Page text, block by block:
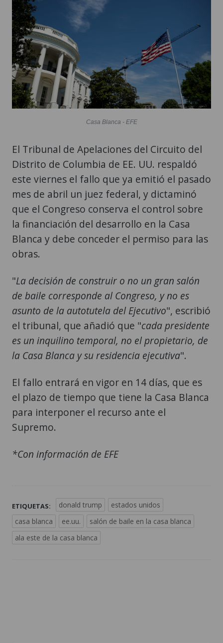
Casa Blanca - EFE
El Tribunal de Apelaciones del Circuito del
Distrito de Columbia de EE. UU. respaldó
este viernes el fallo que ya emitió el pasado
mes de abril un juez federal, y dictaminó
que el Congreso conserva el control sobre
la financiación del desarrollo en la Casa
Blanca y debe conceder el permiso para las
obras.
"La decisión de construir o no un gran salón
de baile corresponde al Congreso, y no es
asunto de la autotutela del Ejecutivo", escribió
el tribunal, que añadió que "cada presidente
es un inquilino temporal, no el propietario, de
la Casa Blanca y su residencia ejecutiva".
El fallo entrará en vigor en 14 días, que es
el plazo de tiempo que tiene la Casa Blanca
para interponer el recurso ante el
Supremo.
*Con información de EFE
ETIQUETAS: donald trump
estados unidos
casa blanca
ee.uu.
salón de baile en la casa blanca
ala este de la casa blanca